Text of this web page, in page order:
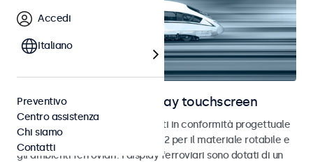
Monitor ferroviari e display touchscreen
Monitor e touchscreen sviluppati in conformità progettuale
alle norme EN 50155 e EN 45545-2 per il materiale rotabile e
gli ambienti ferroviari. I display ferroviari sono dotati di un
Accedi
Italiano
Preventivo
Centro assistenza
Chi siamo
Contatti